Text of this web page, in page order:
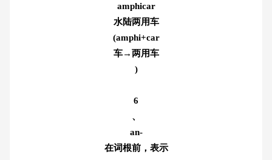
amphicar
水陆两用车
(amphi+car
车→两用车
)
6
、
an-
在词根前，表示